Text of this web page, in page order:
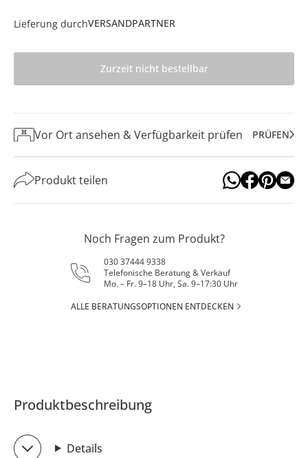
Lieferung durchVERSANDPARTNER
Zurzeit nicht bestellbar
Vor Ort ansehen & Verfügbarkeit prüfen PRÜFEN
Produkt teilen
Noch Fragen zum Produkt?
030 37444 9338
Telefonische Beratung & Verkauf
Mo. – Fr. 9–18 Uhr, Sa. 9–17:30 Uhr
ALLE BERATUNGSOPTIONEN ENTDECKEN
Produktbeschreibung
Details